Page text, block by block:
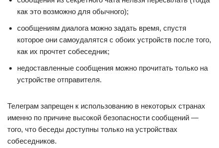
как это возможно для обычного);
сообщениям диалога можно задать время, спустя
которое они самоудалятся с обоих устройств после того,
как их прочтет собеседник;
недоставленные сообщения можно прочитать только на
устройстве отправителя.
Телеграм запрещен к использованию в некоторых странах
именно по причине высокой безопасности сообщений —
того, что беседы доступны только на устройствах
собеседников.